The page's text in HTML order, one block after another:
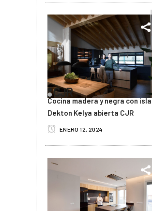
Cocina madera y negra con isla
Dekton Kelya abierta CJR
ENERO 12, 2024